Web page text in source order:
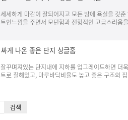
세세하게 마감이 잘되어지고 모든 방에 욕실을 갖
트인느낌을 주면서 모던함과 전형적인 고급스러움
싸게 나온 좋은 단지 싱글홈
잘꾸며져있는 단지내에 지하를 업그레이드하면 더
트로 칠해있고, 마루바닥비율도 높고 좋은 구조의
검색